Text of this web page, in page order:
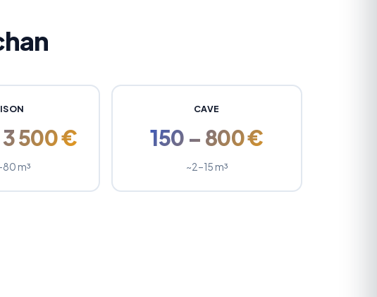
3 500 €
m³
CAVE
150 – 800 €
~2–15 m³